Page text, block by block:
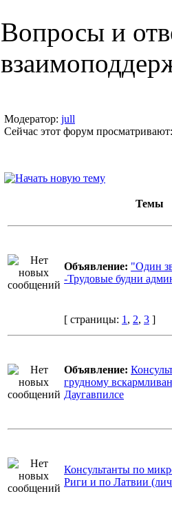
Вопросы и
Модератор: jull
Сейчас этот форум
Темы
Объявление: "Один
-Трудовые будни
[ страницы: 1 , 2, 3 ]
Объявление:
грудному
Даугавпилсе
Консультанты по
Риги и по Латвии